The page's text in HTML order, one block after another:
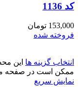
کد 1136
153,000 تومان
فروخته شده
انتخاب گزینه ها این
ممکن است در صفحه
نمایش سریع